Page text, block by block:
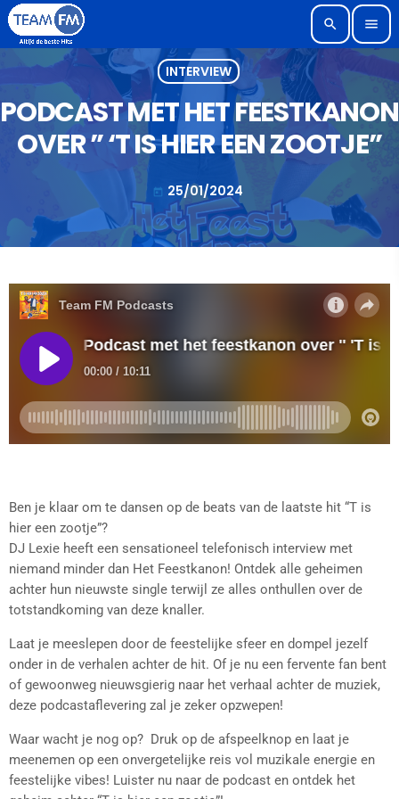
search menu
INTERVIEW
PODCAST MET HET FEESTKANON
OVER ” ‘T IS HIER EEN ZOOTJE”
today 25/01/2024
Ben je klaar om te dansen op de beats van de laatste hit “T is
hier een zootje”?
DJ Lexie heeft een sensationeel telefonisch interview met
niemand minder dan Het Feestkanon! Ontdek alle geheimen
achter hun nieuwste single terwijl ze alles onthullen over de
totstandkoming van deze knaller.
Laat je meeslepen door de feestelijke sfeer en dompel jezelf
onder in de verhalen achter de hit. Of je nu een fervente fan bent
of gewoonweg nieuwsgierig naar het verhaal achter de muziek,
deze podcastaflevering zal je zeker opzwepen!
Waar wacht je nog op? Druk op de afspeelknop en laat je
meenemen op een onvergetelijke reis vol muzikale energie en
feestelijke vibes! Luister nu naar de podcast en ontdek het